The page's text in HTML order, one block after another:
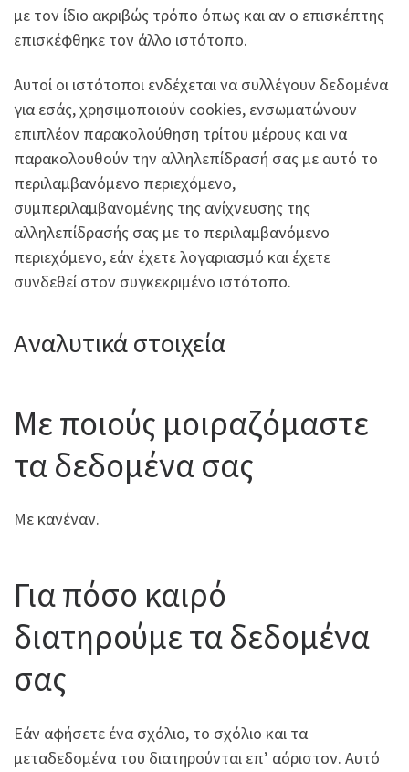
με τον ίδιο ακριβώς τρόπο όπως και αν ο επισκέπτης
επισκέφθηκε τον άλλο ιστότοπο.
Αυτοί οι ιστότοποι ενδέχεται να συλλέγουν δεδομένα
για εσάς, χρησιμοποιούν cookies, ενσωματώνουν
επιπλέον παρακολούθηση τρίτου μέρους και να
παρακολουθούν την αλληλεπίδρασή σας με αυτό το
περιλαμβανόμενο περιεχόμενο,
συμπεριλαμβανομένης της ανίχνευσης της
αλληλεπίδρασής σας με το περιλαμβανόμενο
περιεχόμενο, εάν έχετε λογαριασμό και έχετε
συνδεθεί στον συγκεκριμένο ιστότοπο.
Αναλυτικά στοιχεία
Με ποιούς μοιραζόμαστε
τα δεδομένα σας
Με κανέναν.
Για πόσο καιρό
διατηρούμε τα δεδομένα
σας
Εάν αφήσετε ένα σχόλιο, το σχόλιο και τα
μεταδεδομένα του διατηρούνται επ’ αόριστον. Αυτό